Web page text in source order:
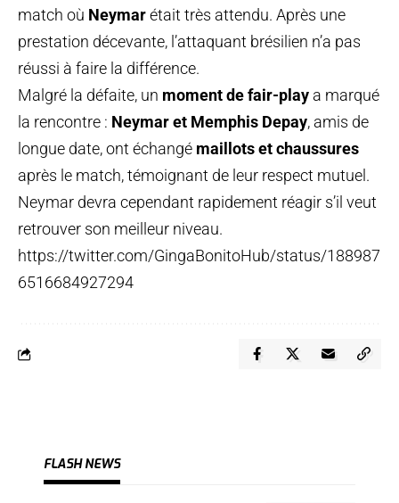
match où Neymarétait très attendu. Après une
prestation décevante, l’attaquant brésilien n’a pas
réussi à faire la différence.
Malgré la défaite, un moment de fair-play a marqué
la rencontre : Neymar et Memphis Depay, amis de
longue date, ont échangé maillots et chaussures
après le match, témoignant de leur respect mutuel.
Neymar devra cependant rapidement réagir s’il veut
retrouver son meilleur niveau.
https://twitter.com/GingaBonitoHub/status/188987
6516684927294
FLASH NEWS